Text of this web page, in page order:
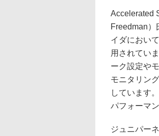
Accelerated
Freedman
イダにおい
用されてい
ーク設定や
モニタリン
しています
パフォーマ
ジュニパー